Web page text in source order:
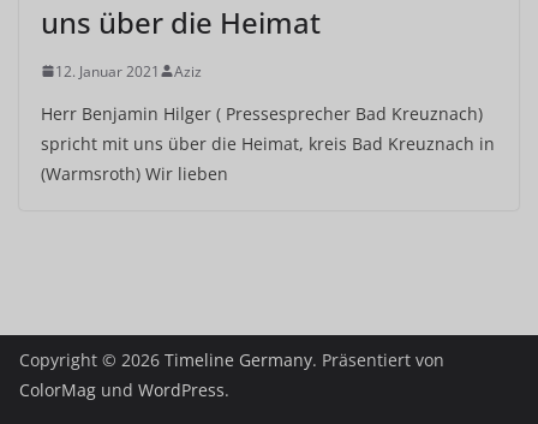
uns über die Heimat
12. Januar 2021 Aziz
Herr Benjamin Hilger ( Pressesprecher Bad Kreuznach)
spricht mit uns über die Heimat, kreis Bad Kreuznach in
(Warmsroth) Wir lieben
Copyright © 2026 Timeline Germany. Präsentiert von
ColorMag und WordPress.